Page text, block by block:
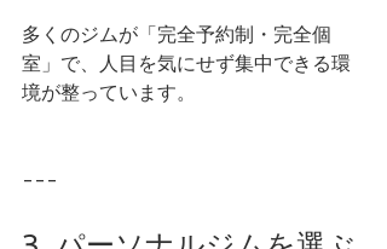
多くのジムが「完全予約制・完全個
室」で、人目を気にせず集中できる環
境が整っています。
---